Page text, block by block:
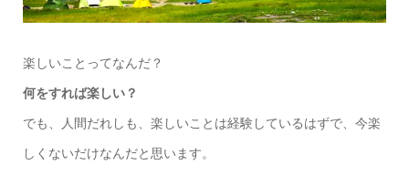
楽しいことってなんだ？
何をすれば楽しい？
でも、人間だれしも、楽しいことは経験しているはずで、今楽
しくないだけなんだと思います。